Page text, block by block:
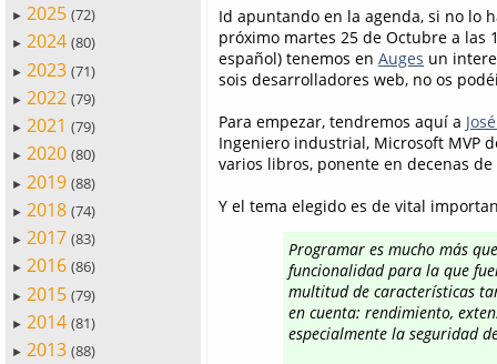
► 2025 (72)
► 2024 (80)
► 2023 (71)
► 2022 (79)
► 2021 (79)
► 2020 (80)
► 2019 (88)
► 2018 (74)
► 2017 (83)
► 2016 (86)
► 2015 (79)
► 2014 (81)
► 2013 (88)
Id apuntando en la agenda, si no lo
próximo martes 25 de Octubre a las
español) tenemos en Auges un
sois desarrolladores web, no os
Para empezar, tendremos aquí a
Ingeniero industrial, Microsoft MVP
varios libros, ponente en decenas
Y el tema elegido es de vital
Programar es mucho más
funcionalidad para la que
multitud de características
en cuenta: rendimiento,
especialmente la seguridad